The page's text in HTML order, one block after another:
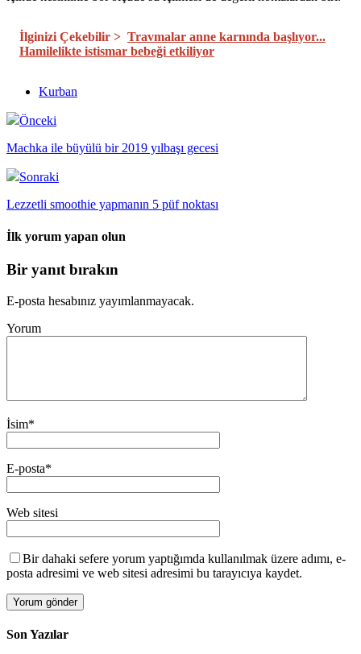
İlginizi Çekebilir > Travmalar anne karnında başlıyor...
Hamilelikte istismar bebeği etkiliyor
Kurban
Önceki
Machka ile büyülü bir 2019 yılbaşı gecesi
Sonraki
Lezzetli smoothie yapmanın 5 püf noktası
İlk yorum yapan olun
Bir yanıt bırakın
E-posta hesabınız yayımlanmayacak.
Yorum
İsim*
E-posta*
Web sitesi
Bir dahaki sefere yorum yaptığımda kullanılmak üzere adımı, e-
posta adresimi ve web sitesi adresimi bu tarayıcıya kaydet.
Son Yazılar